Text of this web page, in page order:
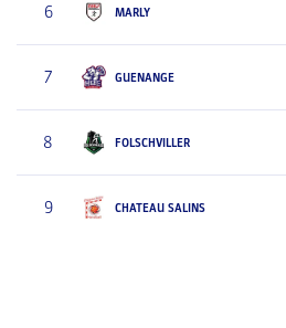
6 MARLY
7 GUENANGE
8 FOLSCHVILLER
9 CHATEAU SALINS